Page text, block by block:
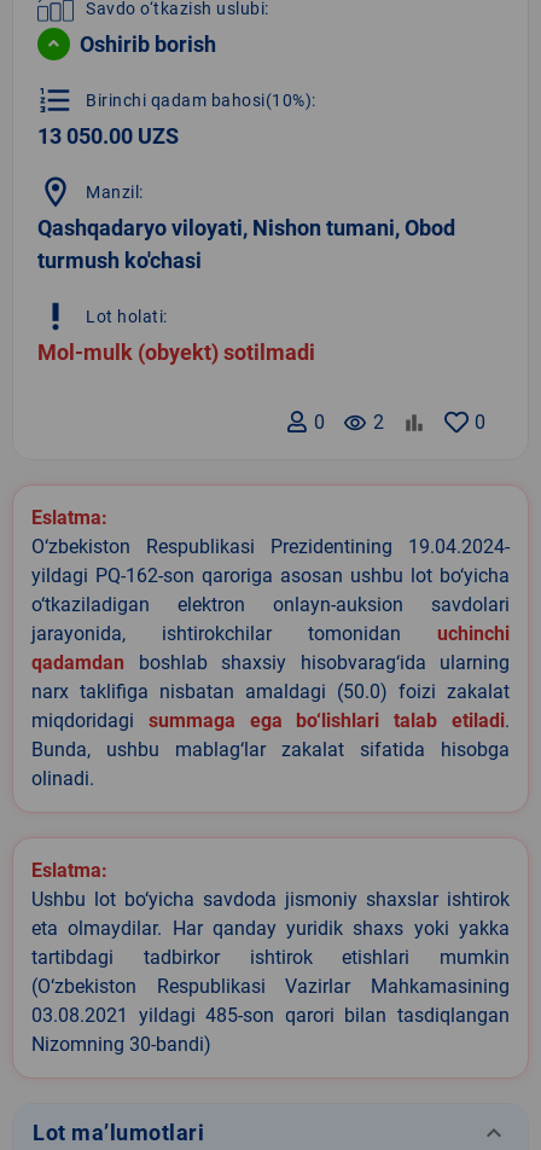
Savdo o‘tkazish uslubi:
Oshirib borish
format_list_numbered Birinchi qadam bahosi(10%):
13 050.00 UZS
location_on Manzil:
Qashqadaryo viloyati, Nishon tumani, Obod
turmush ko'chasi
priority_high Lot holati:
Mol-mulk (obyekt) sotilmadi
0
remove_red_eye 2
0
Eslatma:
O‘zbekiston Respublikasi Prezidentining 19.04.2024-
yildagi PQ-162-son qaroriga asosan ushbu lot bo‘yicha
o‘tkaziladigan elektron onlayn-auksion savdolari
jarayonida, ishtirokchilar tomonidan uchinchi
qadamdan boshlab shaxsiy hisobvarag‘ida ularning
narx taklifiga nisbatan amaldagi (50.0) foizi zakalat
miqdoridagi summaga ega bo‘lishlari talab etiladi.
Bunda, ushbu mablag‘lar zakalat sifatida hisobga
olinadi.
Eslatma:
Ushbu lot bo‘yicha savdoda jismoniy shaxslar ishtirok
eta olmaydilar. Har qanday yuridik shaxs yoki yakka
tartibdagi tadbirkor ishtirok etishlari mumkin
(O‘zbekiston Respublikasi Vazirlar Mahkamasining
03.08.2021 yildagi 485-son qarori bilan tasdiqlangan
Nizomning 30-bandi)
Lot ma’lumotlari keyboard_arrow_down